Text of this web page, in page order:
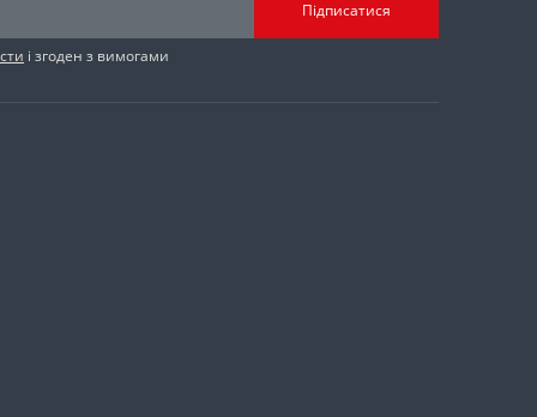
Підписатися
і згоден з вимогами